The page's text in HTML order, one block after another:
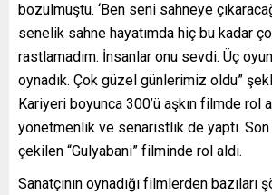
bozulmuştu. ‘Ben seni sahneye
senelik sahne hayatımda hiç bu kadar
rastlamadım. İnsanlar onu sevdi. Üç
oynadık. Çok güzel günlerimiz oldu”
Kariyeri boyunca 300’ü aşkın filmde rol
yönetmenlik ve senaristlik de yaptı. Son
çekilen “Gulyabani” filminde rol aldı.
Sanatçının oynadığı filmlerden bazıları